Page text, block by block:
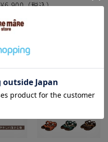
¥6,900（税込）